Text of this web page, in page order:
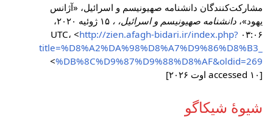
مشارکت‌کنندگان دانشنامه صهیونیسم و اسرائیل، «آژانس
یهود»، دانشنامه صهیونیسم و اسرائیل، ،
۱۵ ژوئیه ۲۰۲۰،
http://zien.afagh-bidari.ir/index.php?
title=%D8%A2%DA%98%D8%A7%D9%86%D8%B3_
%DB%8C%D9%87%D9%88%D8%AF&oldid=269
>
[accessed ۱۰ اوت ۲۰۲۶]
شیوهٔ شیکاگو